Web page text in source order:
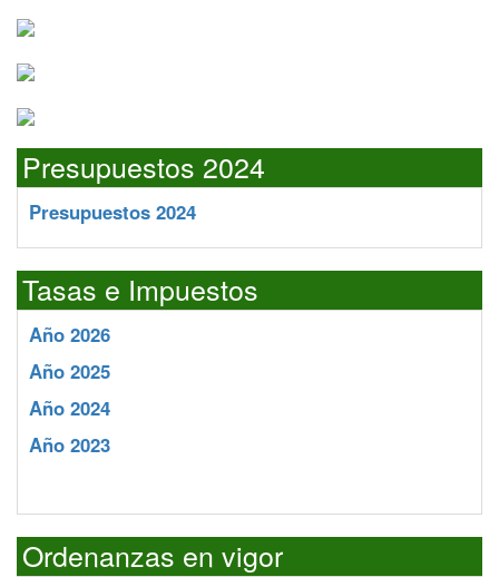
Presupuestos 2024
Presupuestos 2024
Tasas e Impuestos
Año 2026
Año 2025
Año 2024
Año 2023
Ordenanzas en vigor